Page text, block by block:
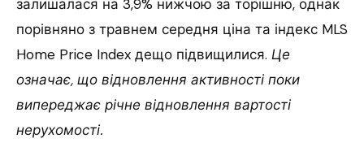
залишалася на 3,9% нижчою за торішню, однак
порівняно з травнем середня ціна та індекс MLS
Home Price Index дещо підвищилися. Це
означає, що відновлення активності поки
випереджає річне відновлення вартості
нерухомості.